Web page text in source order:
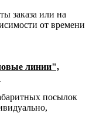
заказа или на
от времени
линии",
посылок